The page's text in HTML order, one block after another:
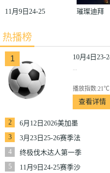
11月9日24-25
轮利雅得体育
VS利雅得胜
利
璀璨迪拜
热播榜
1
...
播放指数:21℃
查看详情
2
6月12日2026美加墨
世界杯小组赛韩国VS
捷克
3
3月23日25-26赛季法
甲第27轮雷恩VS梅斯
4
终极伐木达人第一季
5
11月9日24-25赛季沙